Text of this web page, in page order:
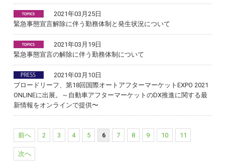
2021年03月25日
緊急事態宣言解除に伴う勤務体制と発生状況について
2021年03月19日
緊急事態宣言の解除に伴う勤務体制について
2021年03月10日
ブロードリーフ、第18回国際オートアフターマーケットEXPO 2021
ONLINEに出展。～自動車アフターマーケットのDX推進に関する最
新情報をオンラインで提供〜
前へ 2 3 4 5 6 7 8 9 10 11
次へ